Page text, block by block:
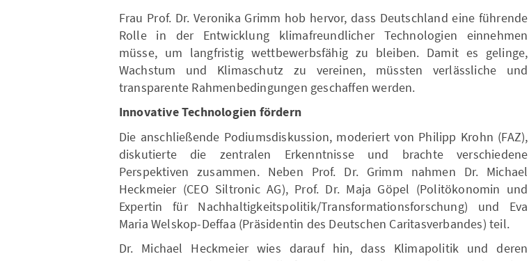
Frau Prof. Dr. Veronika Grimm hob hervor, dass Deutschland eine führende
Rolle in der Entwicklung klimafreundlicher Technologien einnehmen
müsse, um langfristig wettbewerbsfähig zu bleiben. Damit es gelinge,
Wachstum und Klimaschutz zu vereinen, müssten verlässliche und
transparente Rahmenbedingungen geschaffen werden.
Innovative Technologien fördern
Die anschließende Podiumsdiskussion, moderiert von Philipp Krohn (FAZ),
diskutierte die zentralen Erkenntnisse und brachte verschiedene
Perspektiven zusammen. Neben Prof. Dr. Grimm nahmen Dr. Michael
Heckmeier (CEO Siltronic AG), Prof. Dr. Maja Göpel (Politökonomin und
Expertin für Nachhaltigkeitspolitik/Transformationsforschung) und Eva
Maria Welskop-Deffaa (Präsidentin des Deutschen Caritasverbandes) teil.
Dr. Michael Heckmeier wies darauf hin, dass Klimapolitik und deren